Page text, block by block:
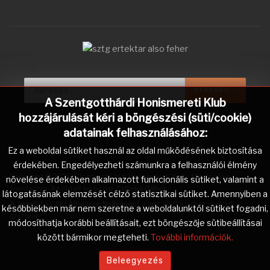
A Szentgotthárdi Honismereti Klub
hozzájárulását kéri a böngészési (süti/cookie)
adatainak felhasználásához:
Ez a weboldal sütiket használ az oldal működésének biztosítása
érdekében. Engedélyezheti számunkra a felhasználói élmény
növelése érdekében alkalmazott funkcionális sütiket, valamint a
látogatásának elemzését célzó statisztikai sütiket. Amennyiben a
későbbiekben már nem szeretne a weboldalunktól sütiket fogadni,
módosíthatja korábbi beállításait, ezt böngészője sütibeállításai
között bármikor megteheti. További információk.
Beleegyezés
Keresés...
Copyright © 2026 Szentgotthárdi Honismereti Klub. Minden jog
fenntartva. Az oldalt tervezte:Csilinkó Gábor.
A
Joomla! a GNU Általános Nyilvános Licenc
alatt kiadott szabad